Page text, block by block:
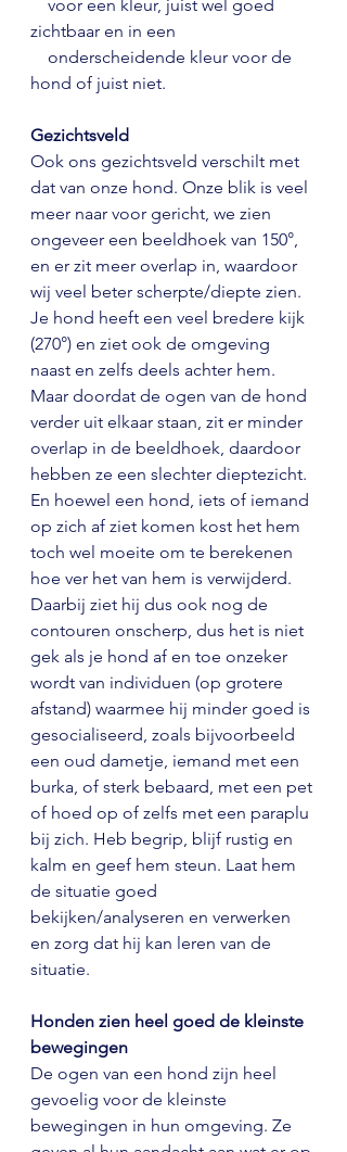
zichtbaar en in een
hond of juist niet.
Gezichtsveld
Ook ons gezichtsveld verschilt met
dat van onze hond. Onze blik is veel
meer naar voor gericht, we zien
ongeveer een beeldhoek van 150°,
en er zit meer overlap in, waardoor
wij veel beter scherpte/diepte zien.
Je hond heeft een veel bredere kijk
(270°) en ziet ook de omgeving
naast en zelfs deels achter hem.
Maar doordat de ogen van de hond
verder uit elkaar staan, zit er minder
overlap in de beeldhoek, daardoor
hebben ze een slechter dieptezicht.
En hoewel een hond, iets of iemand
op zich af ziet komen kost het hem
toch wel moeite om te berekenen
hoe ver het van hem is verwijderd.
Daarbij ziet hij dus ook nog de
contouren onscherp, dus het is niet
gek als je hond af en toe onzeker
wordt van individuen (op grotere
afstand) waarmee hij minder goed is
gesocialiseerd, zoals bijvoorbeeld
een oud dametje, iemand met een
burka, of sterk bebaard, met een pet
of hoed op of zelfs met een paraplu
bij zich. Heb begrip, blijf rustig en
kalm en geef hem steun. Laat hem
de situatie goed
bekijken/analyseren en verwerken
en zorg dat hij kan leren van de
situatie.
Honden zien heel goed de kleinste
bewegingen
De ogen van een hond zijn heel
gevoelig voor de kleinste
bewegingen in hun omgeving. Ze